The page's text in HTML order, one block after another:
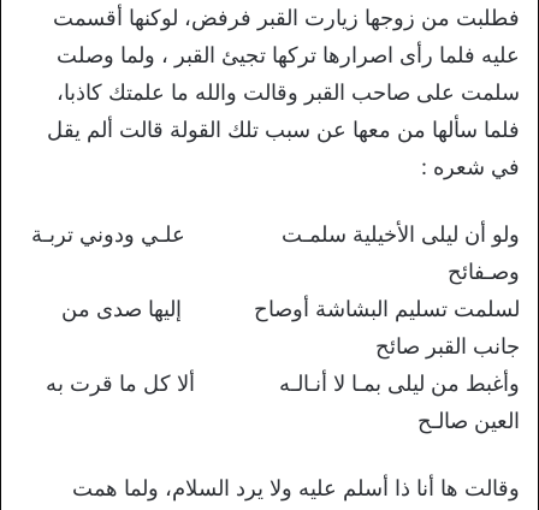
فطلبت من زوجها زيارت القبر فرفض، لوكنها أقسمت
عليه فلما رأى اصرارها تركها تجيئ القبر ، ولما وصلت
سلمت على صاحب القبر وقالت والله ما علمتك كاذبا،
فلما سألها من معها عن سبب تلك القولة قالت ألم يقل
في شعره :
ولو أن ليلى الأخيلية سلمـت علـي ودوني تربـة
وصـفائح
لسلمت تسليم البشاشة أوصاح إليها صدى من
جانب القبر صائح
وأغبط من ليلى بمـا لا أنـالـه ألا كل ما قرت به
العين صالـح
وقالت ها أنا ذا أسلم عليه ولا يرد السلام، ولما همت